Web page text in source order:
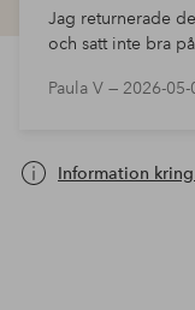
Jag returnerade
och satt inte bra
Paula V — 2026-05-
Information